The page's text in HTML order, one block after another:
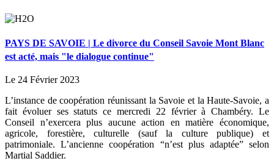
PAYS DE SAVOIE | Le divorce du Conseil Savoie Mont Blanc
est acté, mais "le dialogue continue"
Le 24 Février 2023
L’instance de coopération réunissant la Savoie et la Haute-Savoie, a
fait évoluer ses statuts ce mercredi 22 février à Chambéry. Le
Conseil n’exercera plus aucune action en matière économique,
agricole, forestière, culturelle (sauf la culture publique) et
patrimoniale. L’ancienne coopération “n’est plus adaptée” selon
Martial Saddier.